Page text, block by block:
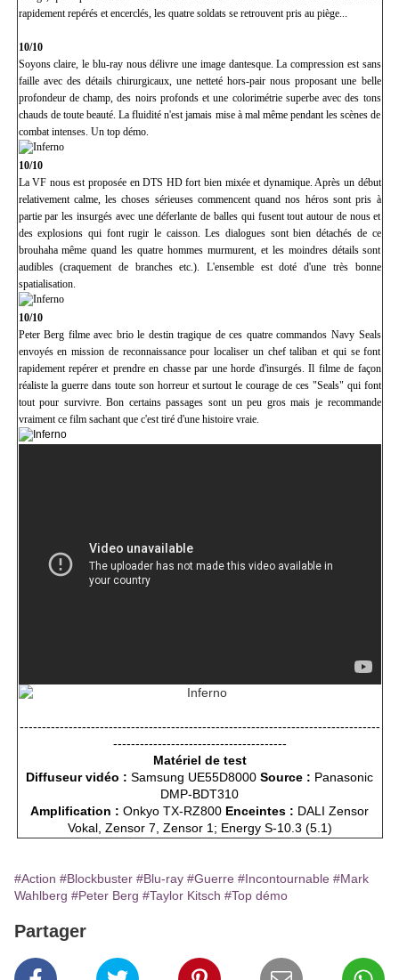
rapidement repérés et encerclés, les quatre soldats se retrouvent pris au piège...
10/10
Soyons claire, le blu-ray nous délivre une image dantesque. La compression est sans
faille avec des détails chirurgicaux, une netteté hors-pair nous proposant une belle
profondeur de champ, des noirs profonds et une colorimétrie superbe avec des tons
chauds de toute beauté. La fluidité n'est jamais mise à mal même pendant les scènes de
combat intenses. Un top démo.
10/10
La VF nous est proposée en DTS HD fort bien mixée et dynamique. Après un début
relativement calme, les choses sérieuses commencent quand nos héros sont pris à
partie par les insurgés avec une déferlante de balles qui fusent tout autour de nous et
des explosions qui font rugir le caisson. Les dialogues sont bien détachés de ce
brouhaha même quand les quatre hommes murmurent, et les moindres détails sont
audibles (craquement de branches etc.). L'ensemble est doté d'une très bonne
spatialisation.
10/10
Peter Berg filme avec brio le destin tragique de ces quatre commandos Navy Seals
envoyés en mission de reconnaissance pour localiser un chef taliban et qui se font
rapidement repérer et prendre en chasse par une horde d'insurgés. Il filme de façon
réaliste la guerre dans toute son horreur et surtout le courage de ces "Seals" qui font
tout pour survivre. Bon certains passages sont un peu gros mais je recommande
vraiment ce film sachant que c'est tiré d'une histoire vraie.
---------------------------------------------------------------------------------
---------------------------------------
Matériel de test
Diffuseur vidéo : Samsung UE55D8000 Source : Panasonic
DMP-BDT310
Amplification : Onkyo TX-RZ800 Enceintes : DALI Zensor
Vokal, Zensor 7, Zensor 1; Energy S-10.3 (5.1)
#Action #Blockbuster #Blu-ray #Guerre #Incontournable #Mark
Wahlberg #Peter Berg #Taylor Kitsch #Top démo
Partager